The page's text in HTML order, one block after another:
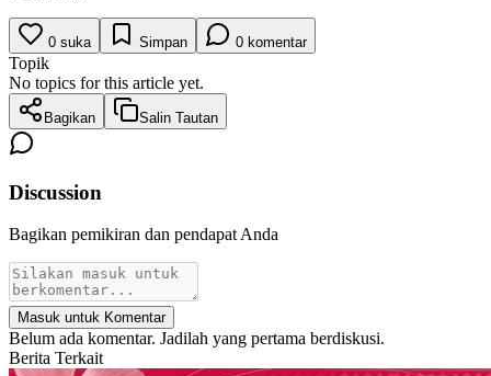
0 suka Simpan 0 komentar
Topik
No topics for this article yet.
Bagikan Salin Tautan
Discussion
Bagikan pemikiran dan pendapat Anda
Masuk untuk Komentar
Belum ada komentar. Jadilah yang pertama berdiskusi.
Berita Terkait